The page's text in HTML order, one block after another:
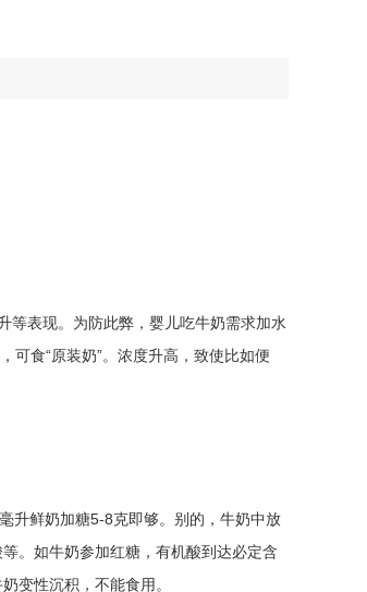
等表现。为防此弊，婴儿吃牛奶需求加水
食“原装奶”。浓度升高，致使比如便
升鲜奶加糖5-8克即够。别的，牛奶中放
。如牛奶参加红糖，有机酸到达必定含
变性沉积，不能食用。